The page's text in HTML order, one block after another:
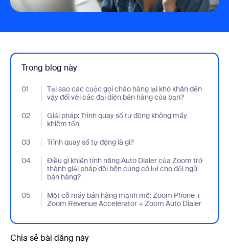
Trong blog này
01
Tại sao các cuộc gọi chào hàng lại khó khăn đến
vậy đối với các đại diện bán hàng của bạn?
- Jumplink to Tại sao các cuộc gọi chào hàng lại khó khăn đến
02
Giải pháp: Trình quay số tự động không mấy
khiêm tốn
- Jumplink to Giải pháp: Trình quay số tự động không mấy khiêm
03 Trình quay số tự động là gì?
- Jumplink to Trình quay số tự động là gì?
04
Điều gì khiến tính năng Auto Dialer của Zoom trở
thành giải pháp đôi bên cùng có lợi cho đội ngũ
bán hàng?
- Jumplink to Điều gì khiến tính năng Auto Dialer của Zoom trở
05
Một cỗ máy bán hàng mạnh mẽ: Zoom Phone +
Zoom Revenue Accelerator + Zoom Auto Dialer
- Jumplink to Một cỗ máy bán hàng mạnh mẽ: Zoom Phone +
Chia sẻ bài đăng này